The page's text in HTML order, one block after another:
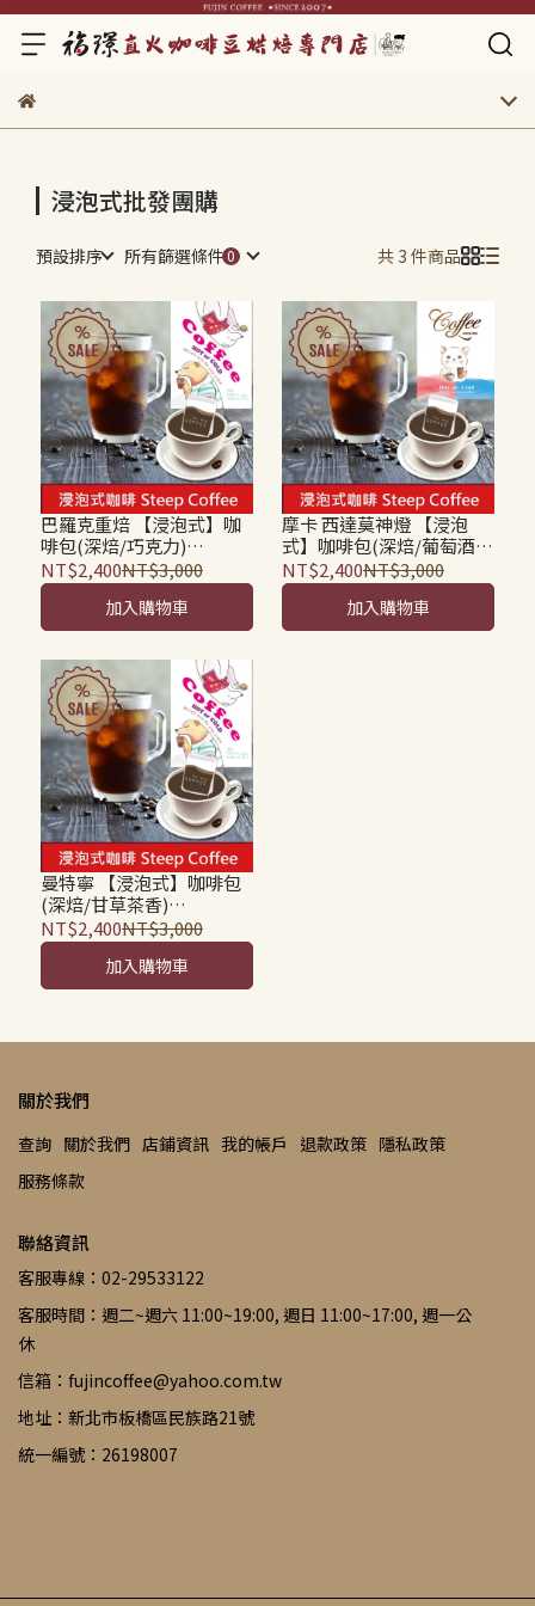
浸泡式批發團購
預設排序 所有篩選條件 共 3 件商品
巴羅克重焙 【浸泡式】咖
啡包(深焙/巧克力)
Baroque Strong Special
Blend Steeped Coffee
Bag-100包(裸裝無盒)
NT$2,400NT$3,000
加入購物車
摩卡 西達莫神燈 【浸泡
式】咖啡包(深焙/葡萄酒
香) Ethiopia Mocca
Sidamo G4 Steeped
Coffee Bag-100包(裸裝無
盒)
NT$2,400NT$3,000
加入購物車
曼特寧 【浸泡式】咖啡包
(深焙/甘草茶香)
Mandheling Steeped
Coffee Bag-100包(裸裝無
NT$2,400NT$3,000
加入購物車
關於我們
查詢 關於我們 店鋪資訊 我的帳戶 退款政策 隱私政策
服務條款
聯絡資訊
客服專線：02-29533122
客服時間：週二~週六 11:00~19:00, 週日 11:00~17:00, 週一公
休
信箱：fujincoffee@yahoo.com.tw
地址：新北市板橋區民族路21號
統一編號：26198007